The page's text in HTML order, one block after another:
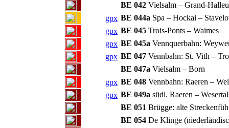
BE 042 Vielsalm – Grand-
gpx BE 044a Spa – Hockai –
gpx BE 045 Trois-Ponts – Waimes
gpx BE 045a Vennquerbahn:
gpx BE 047 Vennbahn: St. Vith –
BE 047a Vielsalm – Born
gpx BE 048 Vennbahn: Raeren –
gpx BE 049a südl. Raeren –
BE 051 Brügge: alte
BE 054 De Klinge